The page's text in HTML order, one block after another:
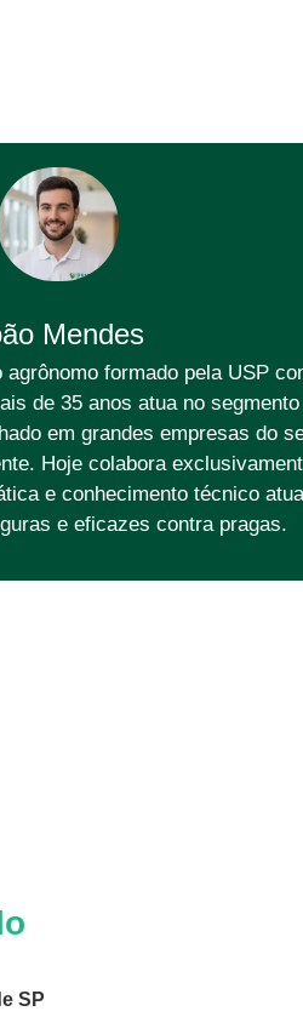
Mendes
formado pela USP
de 35 anos atua no
em grandes empresas do
Hoje colabora
e conhecimento técnico
e eficazes contra pragas.
SP